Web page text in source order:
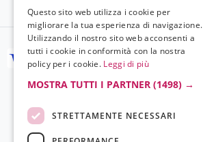
Questo sito web utilizza i cookie per
migliorare la tua esperienza di navigazione.
Utilizzando il nostro sito web acconsenti a
tutti i cookie in conformità con la nostra
policy per i cookie. Leggi di più
MOSTRA TUTTI I PARTNER (1498) →
STRETTAMENTE NECESSARI